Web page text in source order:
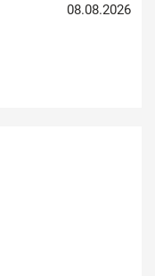
08.08.2026